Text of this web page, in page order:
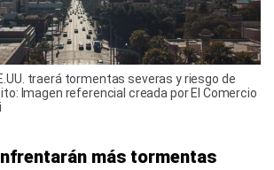
traerá tormentas severas y riesgo de
Imagen referencial creada por El Comercio
más tormentas